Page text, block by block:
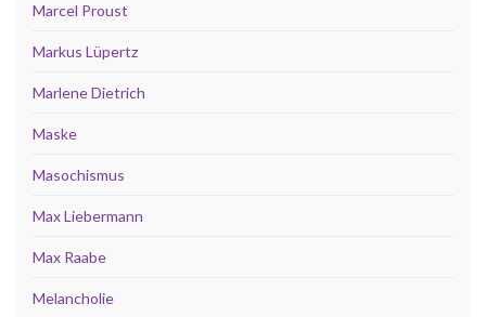
Marcel Proust
Markus Lüpertz
Marlene Dietrich
Maske
Masochismus
Max Liebermann
Max Raabe
Melancholie